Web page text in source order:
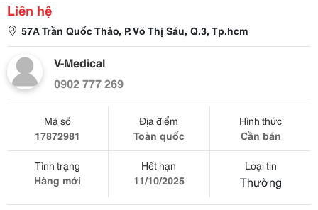
Liên hệ
57A Trần Quốc Thảo, P. Võ Thị Sáu, Q.3, Tp.hcm
V-Medical
0902 777 269
Mã số
17872981
Địa điểm
Toàn quốc
Hình thức
Cần bán
Tình trạng
Hàng mới
Hết hạn
11/10/2025
Loại tin
Thường